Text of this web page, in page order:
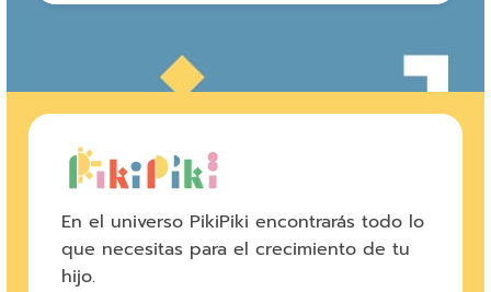
En el universo PikiPiki encontrarás todo lo
que necesitas para el crecimiento de tu
hijo.